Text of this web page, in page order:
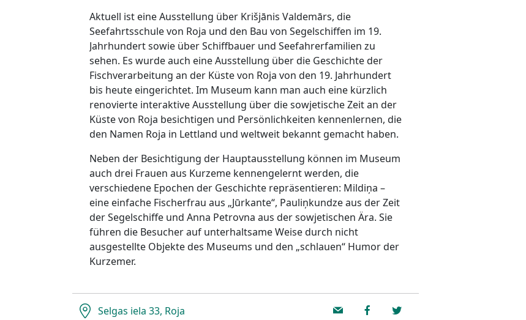
Aktuell ist eine Ausstellung über Krišjānis Valdemārs, die
Seefahrtsschule von Roja und den Bau von Segelschiffen im 19.
Jahrhundert sowie über Schiffbauer und Seefahrerfamilien zu
sehen. Es wurde auch eine Ausstellung über die Geschichte der
Fischverarbeitung an der Küste von Roja von den 19. Jahrhundert
bis heute eingerichtet. Im Museum kann man auch eine kürzlich
renovierte interaktive Ausstellung über die sowjetische Zeit an der
Küste von Roja besichtigen und Persönlichkeiten kennenlernen, die
den Namen Roja in Lettland und weltweit bekannt gemacht haben.
Neben der Besichtigung der Hauptausstellung können im Museum
auch drei Frauen aus Kurzeme kennengelernt werden, die
verschiedene Epochen der Geschichte repräsentieren: Mildiņa –
eine einfache Fischerfrau aus „Jūrkante“, Pauliņkundze aus der Zeit
der Segelschiffe und Anna Petrovna aus der sowjetischen Ära. Sie
führen die Besucher auf unterhaltsame Weise durch nicht
ausgestellte Objekte des Museums und den „schlauen“ Humor der
Kurzemer.
Selgas iela 33, Roja